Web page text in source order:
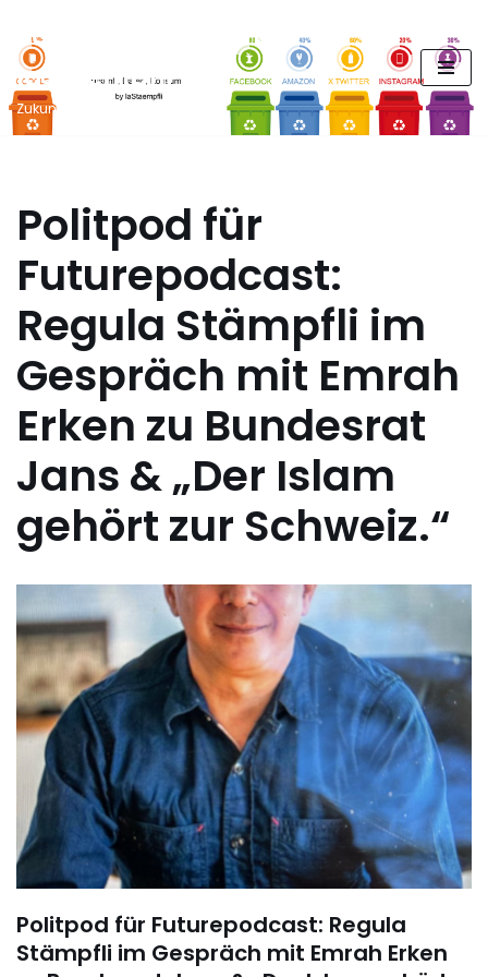
Zum
Inhalt
springen
FUTURE PODCAST by
laStaempfli
Zukunft, Daten, Konsum
Politpod für
Futurepodcast:
Regula Stämpfli im
Gespräch mit Emrah
Erken zu Bundesrat
Jans & „Der Islam
gehört zur Schweiz.“
Politpod für Futurepodcast: Regula
Stämpfli im Gespräch mit Emrah Erken